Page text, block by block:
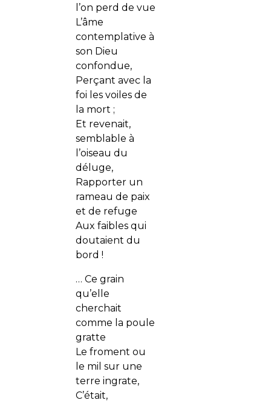
l’on perd de vue
L’âme
contemplative à
son Dieu
confondue,
Perçant avec la
foi les voiles de
la mort ;
Et revenait,
semblable à
l’oiseau du
déluge,
Rapporter un
rameau de paix
et de refuge
Aux faibles qui
doutaient du
bord !
… Ce grain
qu’elle
cherchait
comme la poule
gratte
Le froment ou
le mil sur une
terre ingrate,
C’était,